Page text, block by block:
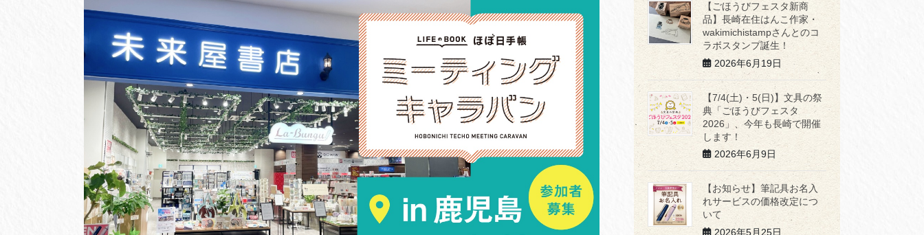
【ごほうびフェスタ新商
品】長崎在住はんこ作家・
wakimichistampさんとのコ
ラボスタンプ誕生！
2026年6月19日
【7/4(土)・5(日)】文具の祭
典「ごほうびフェスタ
2026」、今年も長崎で開催
します！
2026年6月9日
【お知らせ】筆記具お名入
れサービスの価格改定につ
いて
2026年5月25日